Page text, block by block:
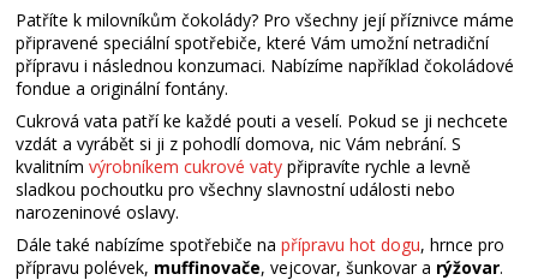
Patříte k milovníkům čokolády? Pro všechny její příznivce máme
připravené speciální spotřebiče, které Vám umožní netradiční
přípravu i následnou konzumaci. Nabízíme například čokoládové
fondue a originální fontány.
Cukrová vata patří ke každé pouti a veselí. Pokud se ji nechcete
vzdát a vyrábět si ji z pohodlí domova, nic Vám nebrání. S
kvalitnímvýrobníkem cukrové vaty připravíte rychle a levně
sladkou pochoutku pro všechny slavnostní události nebo
narozeninové oslavy.
Dále také nabízíme spotřebiče napřípravu hot dogu, hrnce pro
přípravu polévek, muffinovače, vejcovar, šunkovar a rýžovar.